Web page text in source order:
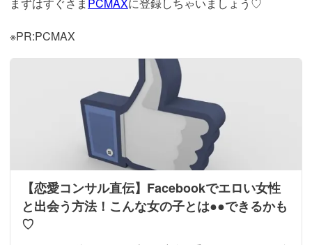
※PR:PCMAX
【恋愛コンサル直伝】Facebookでエロい女性
と出会う方法！こんな女の子とは●●できるかも
♡